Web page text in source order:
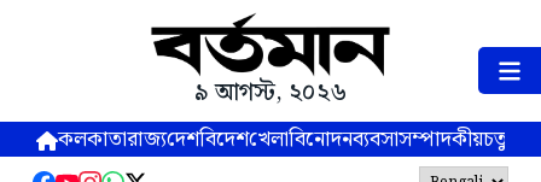
৯ আগস্ট, ২০২৬
কলকাতারাজ্যদেশবিদেশখেলাবিনোদনব্যবসাসম্পাদকীয়